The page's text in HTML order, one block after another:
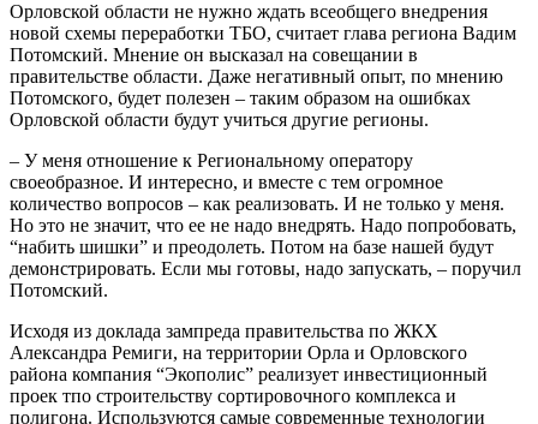
Орловской области не нужно ждать всеобщего внедрения
новой схемы переработки ТБО, считает глава региона Вадим
Потомский. Мнение он высказал на совещании в
правительстве области. Даже негативный опыт, по мнению
Потомского, будет полезен – таким образом на ошибках
Орловской области будут учиться другие регионы.
– У меня отношение к Региональному оператору
своеобразное. И интересно, и вместе с тем огромное
количество вопросов – как реализовать. И не только у меня.
Но это не значит, что ее не надо внедрять. Надо попробовать,
“набить шишки” и преодолеть. Потом на базе нашей будут
демонстрировать. Если мы готовы, надо запускать, – поручил
Потомский.
Исходя из доклада зампреда правительства по ЖКХ
Александра Ремиги, на территории Орла и Орловского
района компания “Экополис” реализует инвестиционный
проек тпо строительству сортировочного комплекса и
полигона. Используются самые современные технологии